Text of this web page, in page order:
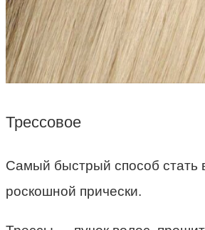
Трессовое
Самый быстрый способ стать
роскошной прически.